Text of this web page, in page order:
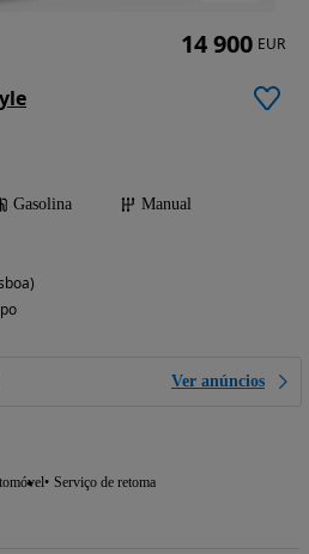
Gasolina
Manual
Ver anúncios
Serviço de retoma
14 900 EUR